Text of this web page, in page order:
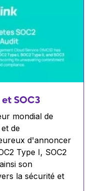
SOC3
mondial de
de
d'annoncer
Type I, SOC2
son
la sécurité et